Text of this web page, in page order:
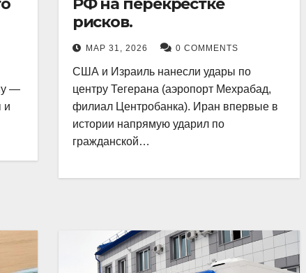
—
и
РФ на перекрестке
рисков.
МАР 31, 2026 0 COMMENTS
США и Израиль нанесли удары по
центру Тегерана (аэропорт Мехрабад,
филиал Центробанка). Иран впервые в
истории напрямую ударил по
гражданской…